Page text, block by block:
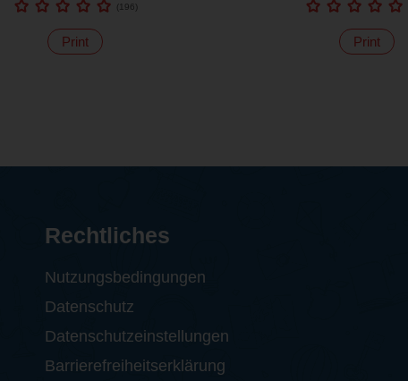
(196)
Print Print
Rechtliches
Nutzungsbedingungen
Datenschutz
Datenschutzeinstellungen
Barrierefreiheitserklärung